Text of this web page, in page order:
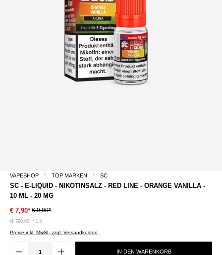
VAPESHOP TOP MARKEN SC
SC - E-LIQUID - NIKOTINSALZ - RED LINE - ORANGE VANILLA -
10 ML - 20 MG
€ 7,90* € 9,90*
(€ 790,00* / 1 l)
Preise inkl. MwSt. zzgl. Versandkosten
IN DEN WARENKORB